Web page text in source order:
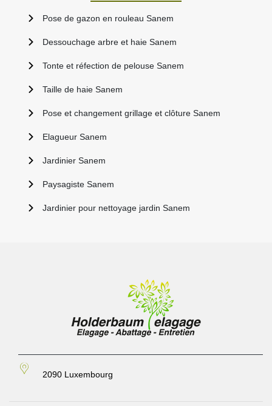
Pose de gazon en rouleau Sanem
Dessouchage arbre et haie Sanem
Tonte et réfection de pelouse Sanem
Taille de haie Sanem
Pose et changement grillage et clôture Sanem
Elagueur Sanem
Jardinier Sanem
Paysagiste Sanem
Jardinier pour nettoyage jardin Sanem
2090 Luxembourg